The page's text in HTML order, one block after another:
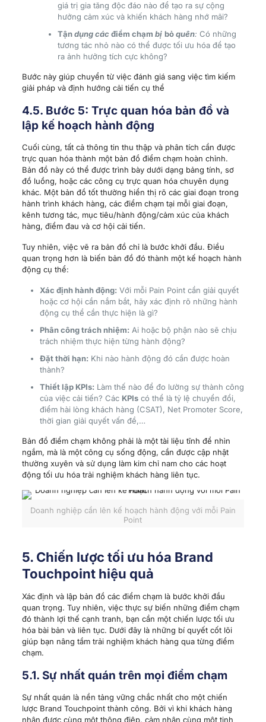
giá trị gia tăng độc đáo nào để tạo ra sự cộng
hưởng cảm xúc và khiến khách hàng nhớ mãi?
Tậndụng cácđiểm chạm bị bỏquên: Có những
tương tác nhỏ nào có thể được tối ưu hóa để tạo
ra ảnh hưởng tích cực không?
Bước này giúp chuyển từ việc đánh giá sang việc tìm kiếm
giải pháp và định hướng cải tiến cụ thể
4.5. Bước 5: Trực quan hóa bản đồ và
lập kế hoạch hành động
Cuối cùng, tất cả thông tin thu thập và phân tích cần được
trực quan hóa thành một bản đồ điểm chạm hoàn chỉnh.
Bản đồ này có thể được trình bày dưới dạng bảng tính, sơ
đồ luồng, hoặc các công cụ trực quan hóa chuyên dụng
khác. Một bản đồ tốt thường hiển thị rõ các giai đoạn trong
hành trình khách hàng, các điểm chạm tại mỗi giai đoạn,
kênh tương tác, mục tiêu/hành động/cảm xúc của khách
hàng, điểm đau và cơ hội cải tiến.
Tuy nhiên, việc vẽ ra bản đồ chỉ là bước khởi đầu. Điều
quan trọng hơn là biến bản đồ đó thành một kế hoạch hành
động cụ thể:
Xác định hành động: Với mỗi Pain Point cần giải quyết
hoặc cơ hội cần nắm bắt, hãy xác định rõ những hành
động cụ thể cần thực hiện là gì?
Phân công trách nhiệm: Ai hoặc bộ phận nào sẽ chịu
trách nhiệm thực hiện từng hành động?
Đặt thời hạn: Khi nào hành động đó cần được hoàn
thành?
Thiết lập KPIs: Làm thế nào để đo lường sự thành công
của việc cải tiến? Các KPIscó thể là tỷ lệ chuyển đổi,
điểm hài lòng khách hàng (CSAT), Net Promoter Score,
thời gian giải quyết vấn đề,…
Bản đồ điểm chạm không phải là một tài liệu tĩnh để nhìn
ngắm, mà là một công cụ sống động, cần được cập nhật
thường xuyên và sử dụng làm kim chỉ nam cho các hoạt
động tối ưu hóa trải nghiệm khách hàng liên tục.
Doanh nghiệp cần lên kế hoạch hành động với mỗi Pain
Point
5. Chiến lược tối ưu hóa Brand
Touchpoint hiệu quả
Xác định và lập bản đồ các điểm chạm là bước khởi đầu
quan trọng. Tuy nhiên, việc thực sự biến những điểm chạm
đó thành lợi thế cạnh tranh, bạn cần một chiến lược tối ưu
hóa bài bản và liên tục. Dưới đây là những bí quyết cốt lõi
giúp bạn nâng tầm trải nghiệm khách hàng qua từng điểm
chạm.
5.1. Sự nhất quán trên mọi điểm chạm
Sự nhất quán là nền tảng vững chắc nhất cho một chiến
lược Brand Touchpoint thành công. Bởi vì khi khách hàng
nhận được cùng một thông điệp, cảm nhận cùng một tinh